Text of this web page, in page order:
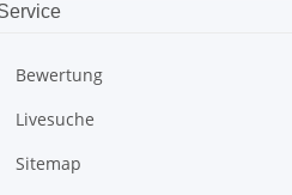
Bewertung
Livesuche
Sitemap